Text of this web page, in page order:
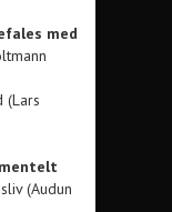
med
(Lars
(Audun